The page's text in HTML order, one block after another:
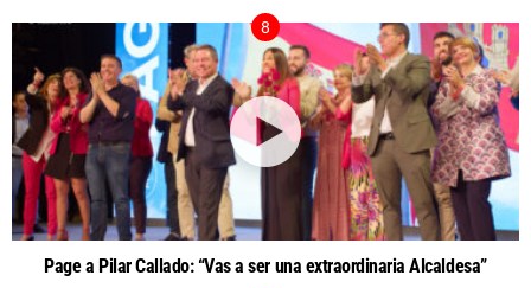
Page a Pilar Callado: “Vas a ser una extraordinaria Alcaldesa”